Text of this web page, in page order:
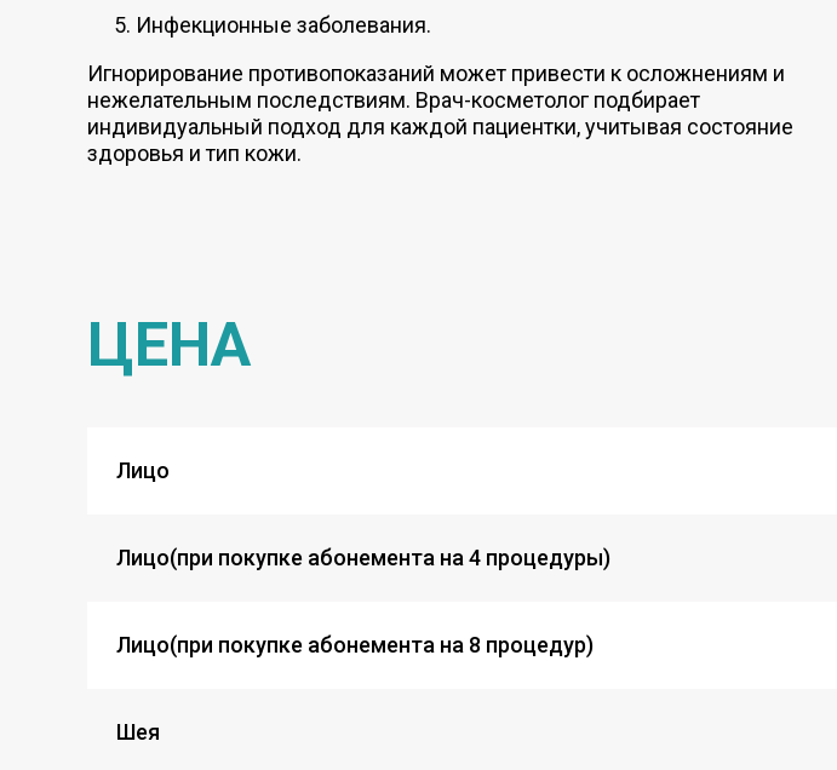
Инфекционные заболевания.
Игнорирование противопоказаний может привести к осложнениям и
нежелательным последствиям. Врач-косметолог подбирает
индивидуальный подход для каждой пациентки, учитывая состояние
здоровья и тип кожи.
ЦЕНА
Лицо
Лицо(при покупке абонемента на 4 процедуры)
Лицо(при покупке абонемента на 8 процедур)
Шея